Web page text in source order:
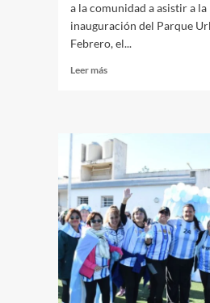
a la comunidad a asistir a la
inauguración del Parque
Febrero, el...
Leer másLeer
la
inauguración
del
Parque
Urbano
2
de
Febrero